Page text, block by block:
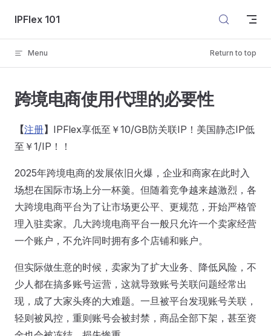
Skip to content
IPFlex 101
Menu Return to top
跨境电商使用代理的必要性
【注册】 IPFlex享低至￥10/GB防关联IP！美国静态IP低
至￥1/IP！！
2025年跨境电商的发展依旧火爆，企业和商家在此时入
场想在国际市场上分一杯羹。但随着竞争越来越激烈，各
大跨境电商平台为了让市场更公平、更规范，开始严格管
理入驻卖家。几大跨境电商平台一般只允许一个卖家经营
一个账户，不允许同时拥有多个店铺和账户。
但实际做生意的时候，卖家为了扩大业务、降低风险，不
少人都在搞多账号运营，这就导致账号关联问题经常出
现，成了大家头疼的大难题。一旦被平台发现账号关联，
轻则被风控，重则账号会被封禁，商品全部下架，甚至资